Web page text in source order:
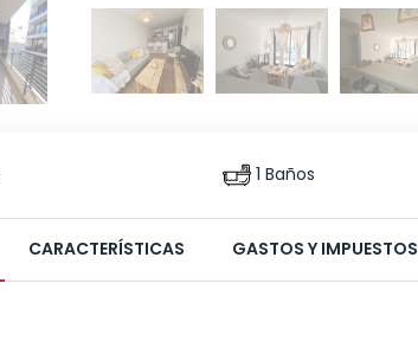
1 Baños
CARACTERÍSTICAS GASTOS Y IMPUESTOS